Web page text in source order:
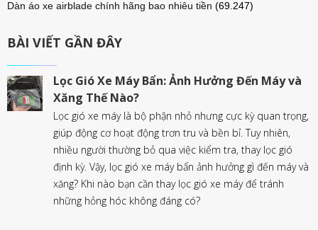
Dàn áo xe airblade chính hãng bao nhiêu tiền (69.247)
BÀI VIẾT GẦN ĐÂY
Lọc Gió Xe Máy Bẩn: Ảnh Hưởng Đến Máy và
Xăng Thế Nào?
Lọc gió xe máy là bộ phận nhỏ nhưng cực kỳ quan trọng,
giúp động cơ hoạt động trơn tru và bền bỉ. Tuy nhiên,
nhiều người thường bỏ qua việc kiểm tra, thay lọc gió
định kỳ. Vậy, lọc gió xe máy bẩn ảnh hưởng gì đến máy và
xăng? Khi nào bạn cần thay lọc gió xe máy để tránh
những hỏng hóc không đáng có?